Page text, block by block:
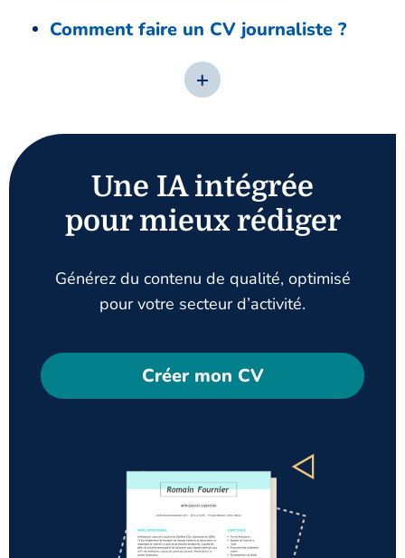
Comment faire un CV journaliste ?
Une IA intégrée
pour mieux rédiger
Générez du contenu de qualité, optimisé
pour votre secteur d’activité.
Créer mon CV